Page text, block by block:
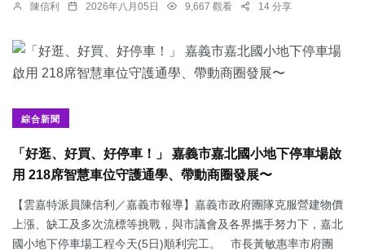
陳信利 2026年八月05日 9,667 觀看 14 分享
綜合新聞
「好逛、好買、好停車！」 嘉義市嘉北國小地下停車場啟
用 218席智慧車位守護通學、帶動商圈發展〜
【雲嘉特派員陳信利／嘉義市報導】嘉義市政府團隊克服營建物價
上漲、缺工及多次流標等挑戰，與市議會及各界攜手努力下，嘉北
國小地下停車場工程今天(5日)順利完工。 市長黃敏惠率市府團